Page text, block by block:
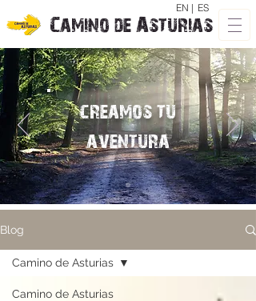
Camino de Asturias
EN | ES
creamos tu
aventura
Blog
Camino de Asturias
Camino de Asturias